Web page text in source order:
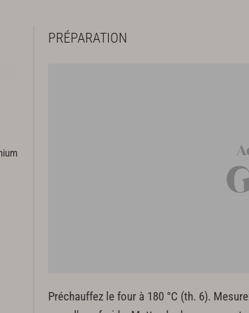
PRÉPARATION
Préchauffez le four à 180 °C (th. 6).